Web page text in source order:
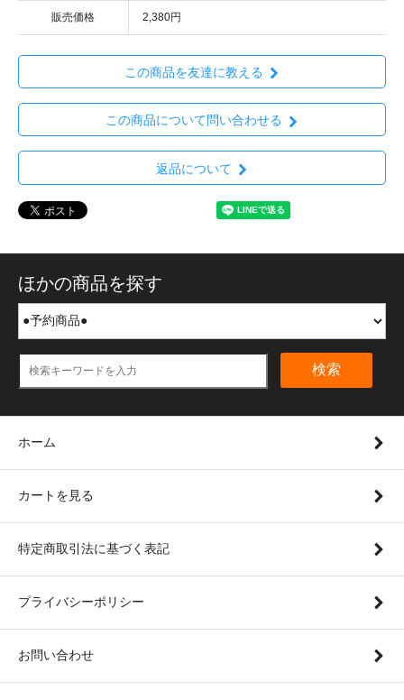
販売価格 2,380円
この商品を友達に教える
この商品について問い合わせる
返品について
ほかの商品を探す
検索
ホーム
カートを見る
特定商取引法に基づく表記
プライバシーポリシー
お問い合わせ